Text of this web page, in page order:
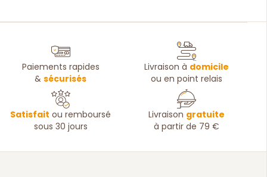
Paiements rapides
&sécurisés
Livraison à domicile
ou en point relais
Satisfait ou remboursé
sous 30 jours
Livraison gratuite
à partir de 79 €